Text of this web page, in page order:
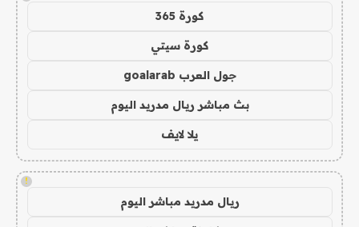
كورة 365
كورة سيتي
جول العرب goalarab
بث مباشر ريال مدريد اليوم
يلا لايف
!
ريال مدريد مباشر اليوم